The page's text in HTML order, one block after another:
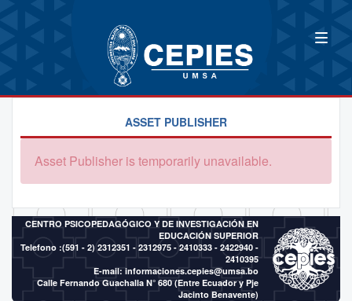
ASSET PUBLISHER
Asset Publisher is temporarily unavailable.
CENTRO PSICOPEDAGÓGICO Y DE INVESTIGACIÓN EN
EDUCACIÓN SUPERIOR
Telefono :(591 - 2) 2312351 - 2312975 - 2410333 - 2422940 -
2410395
E-mail: informaciones.cepies@umsa.bo
Calle Fernando Guachalla N° 680 (Entre Ecuador y Pje
Jacinto Benavente)